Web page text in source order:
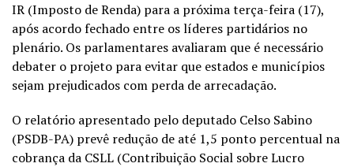
IR (Imposto de Renda) para a próxima terça-feira (17),
após acordo fechado entre os líderes partidários no
plenário. Os parlamentares avaliaram que é necessário
debater o projeto para evitar que estados e municípios
sejam prejudicados com perda de arrecadação.
O relatório apresentado pelo deputado Celso Sabino
(PSDB-PA) prevê redução de até 1,5 ponto percentual na
cobrança da CSLL (Contribuição Social sobre Lucro